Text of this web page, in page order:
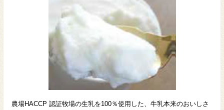
農場HACCP 認証牧場の生乳を100％使用した、牛乳本来のおいしさ